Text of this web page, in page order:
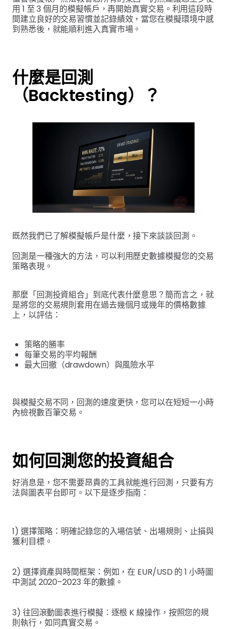
用 1 至 3 個月的模擬帳戶，再開始真實交易。利用這段時
間建立良好的交易習慣並記錄績效，當您在模擬環境中感
到熟悉後，就能順利進入真實市場。
什麼是回測
（Backtesting）？
既然我們已了解模擬帳戶是什麼，接下來談談回測。
回測是一種強大的方法，可以利用歷史數據模擬您的交易
策略表現。
那麼「回測投資組合」到底代表什麼意思？簡而言之，就
是將您的交易規則套用在過去幾個月或幾年的價格數據
上，以評估：
策略的勝率
每筆交易的平均報酬
最大回撤（drawdown）與風險水平
與模擬交易不同，回測的速度更快，您可以在短短一小時
內檢視數百筆交易。
如何回測您的投資組合
好消息是，您不需要昂貴的工具就能進行回測，只要有方
法與圖表平台即可。以下是逐步指南：
1) 選擇策略：明確記錄您的入場信號、出場規則、止損與
獲利目標。
2) 選擇資產與時間框架：例如，在 EUR/USD 的 1 小時圖
中測試 2020–2023 年的數據。
3) 往回滾動圖表進行模擬：逐根 K 線操作，按照您的規
則執行，如同真實交易。